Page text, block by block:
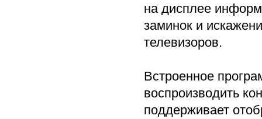
на дисплее
заминок и
телевизоров.
Встроенное
воспроизводить
поддерживает